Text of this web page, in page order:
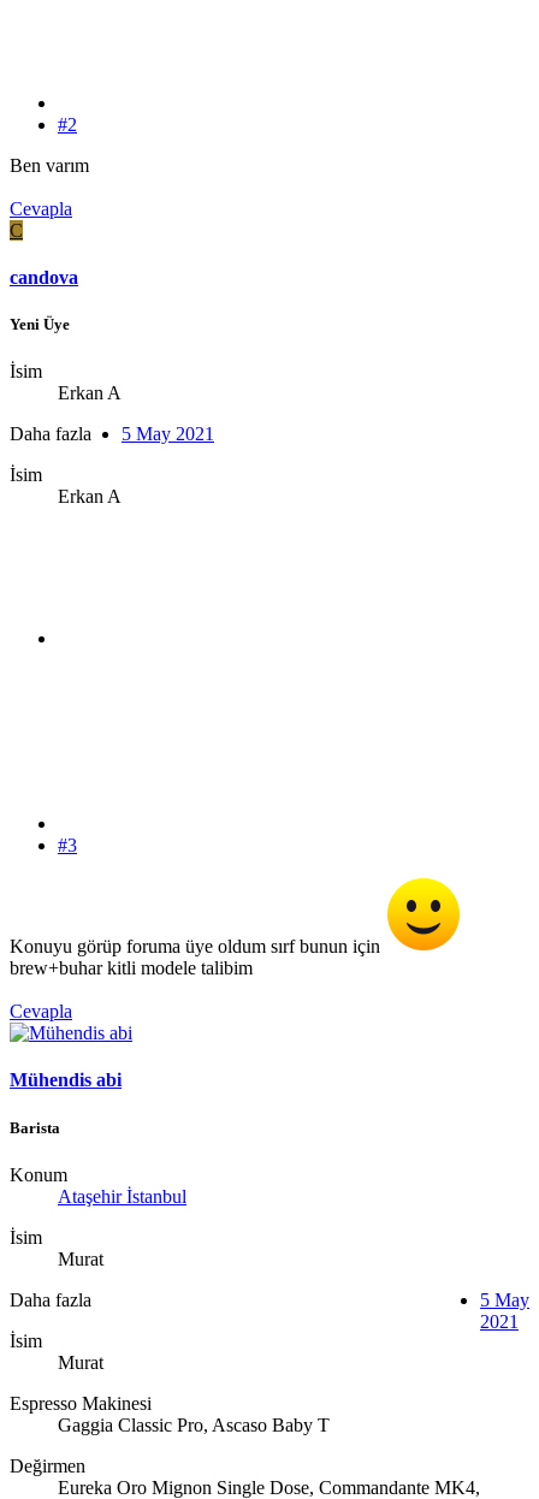
#2
Ben varım
Cevapla
C
candova
Yeni Üye
İsim
Erkan A
Daha fazla
İsim
Erkan A
5 May 2021
#3
Konuyu görüp foruma üye oldum sırf bunun için
brew+buhar kitli modele talibim
Cevapla
Mühendis abi
Barista
Konum
Ataşehir İstanbul
İsim
Murat
Daha fazla
İsim
Murat
Espresso Makinesi
Gaggia Classic Pro, Ascaso Baby T
Değirmen
Eureka Oro Mignon Single Dose, Commandante MK4,
5 May
2021